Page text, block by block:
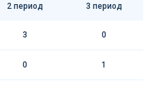
2 период 3 период
3 0
0 1